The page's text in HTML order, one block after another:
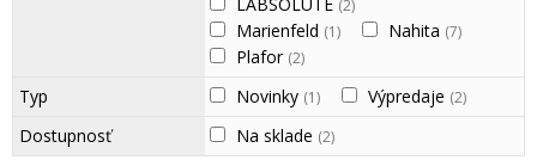
(2)
Marienfeld (1) Nahita (7)
Plafor (2)
Typ Novinky (1) Výpredaje (2)
Dostupnosť Na sklade (2)